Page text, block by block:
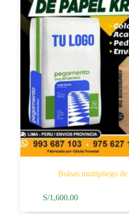
Bolsas multipliego
S/1,600.00